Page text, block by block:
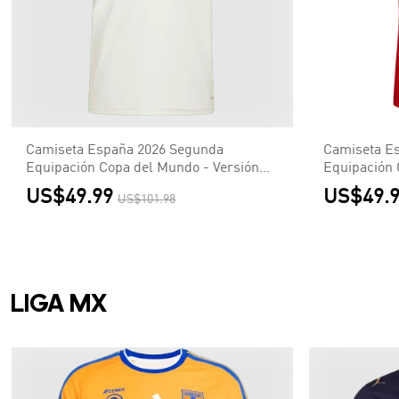
Camiseta España 2026 Segunda
Equipación Copa del Mundo - Versión
Hincha【Edición Campeón】
US$49.99 US$101.98
Camiseta
Equipación
Hincha【
LIGA MX